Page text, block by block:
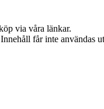
via våra länkar.
får inte användas